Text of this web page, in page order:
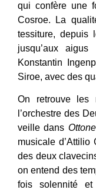
qui confère une
Cosroe. La
tessiture, depuis
jusqu’aux
Konstantin
Siroe, avec des
On retrouve les
l’orchestre des
veille dans Ottone
musicale d’Attilio
des deux
on entend des
fois solennité